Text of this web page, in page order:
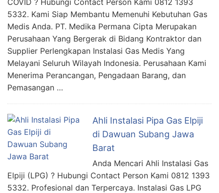
COVID ? Hubungi Contact Person Kami 0812 1393
5332. Kami Siap Membantu Memenuhi Kebutuhan Gas
Medis Anda. PT. Medika Permana Cipta Merupakan
Perusahaan Yang Bergerak di Bidang Kontraktor dan
Supplier Perlengkapan Instalasi Gas Medis Yang
Melayani Seluruh Wilayah Indonesia. Perusahaan Kami
Menerima Perancangan, Pengadaan Barang, dan
Pemasangan …
Ahli Instalasi Pipa Gas Elpiji
di Dawuan Subang Jawa
Barat
Anda Mencari Ahli Instalasi Gas
Elpiji (LPG) ? Hubungi Contact Person Kami 0812 1393
5332. Profesional dan Terpercaya. Instalasi Gas LPG